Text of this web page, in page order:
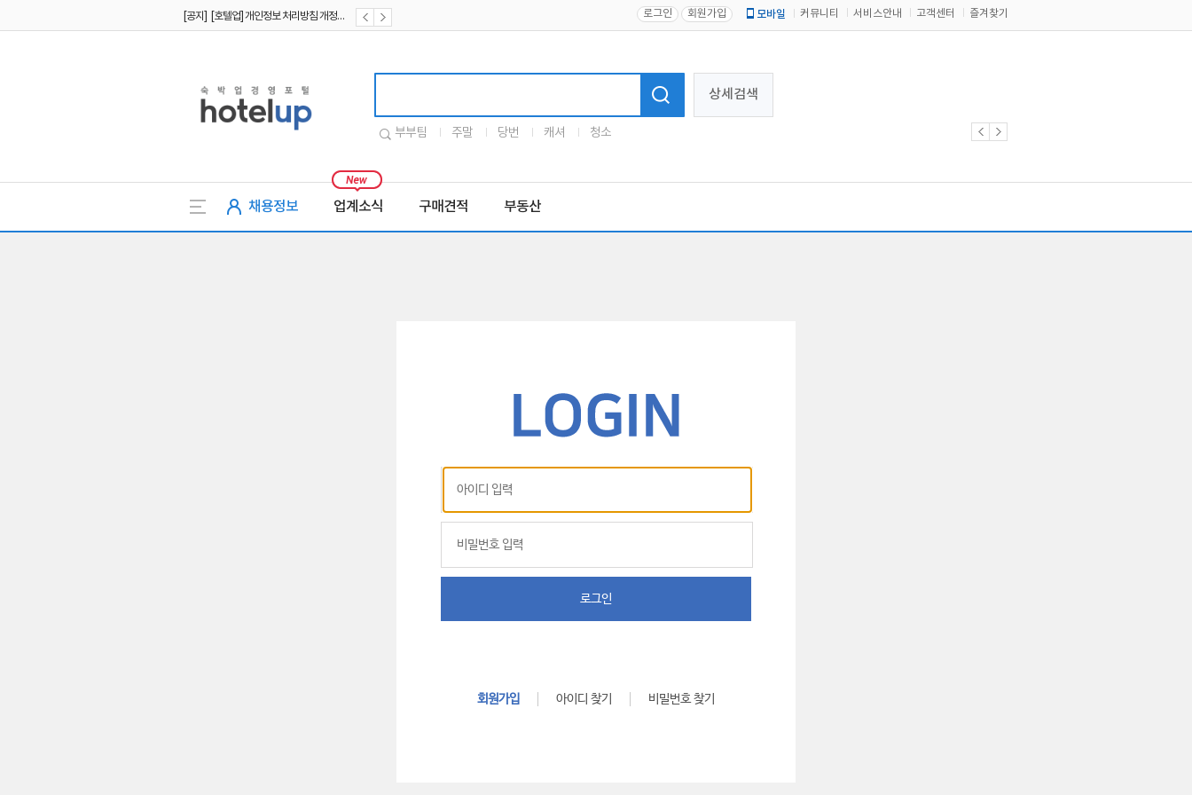
[공지] [호텔업] 개인정보 처리방침 개정본2 (19.09.02) 로그인 회원가입 모바일 커뮤니티 서비스안내 고객센터 즐겨찾기
상세검색
부부팀 주말 당번 캐셔 청소
채용정보 업계소식 구매견적 부동산
로그인
회원가입 아이디 찾기 비밀번호 찾기